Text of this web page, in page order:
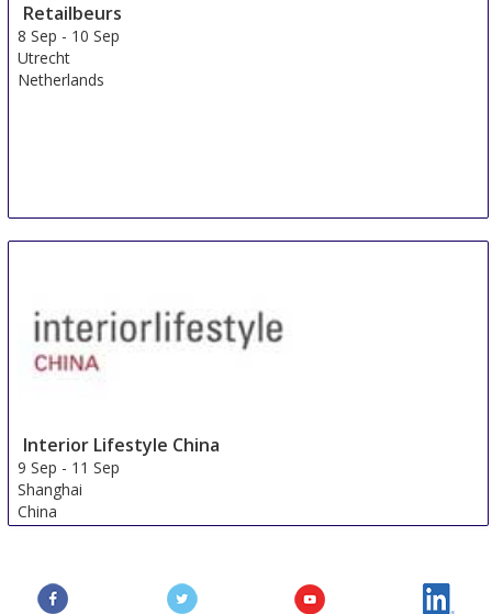
Retailbeurs
8 Sep - 10 Sep
Utrecht
Netherlands
Interior Lifestyle China
9 Sep - 11 Sep
Shanghai
China